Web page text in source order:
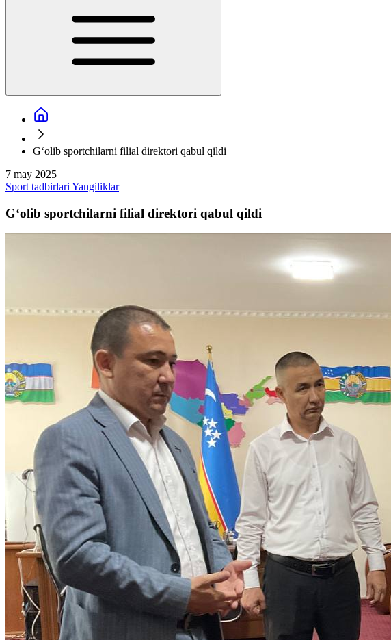
G‘olib sportchilarni filial direktori qabul qildi
7 may 2025
Sport tadbirlari Yangiliklar
G‘olib sportchilarni filial direktori qabul qildi